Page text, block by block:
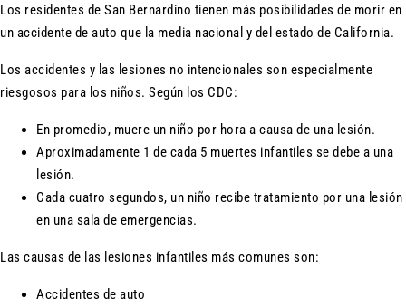
Los residentes de San Bernardino tienen más posibilidades de morir en
un accidente de auto que la media nacional y del estado de California.
Los accidentes y las lesiones no intencionales son especialmente
riesgosos para los niños. Según los CDC:
En promedio, muere un niño por hora a causa de una lesión.
Aproximadamente 1 de cada 5 muertes infantiles se debe a una
lesión.
Cada cuatro segundos, un niño recibe tratamiento por una lesión
en una sala de emergencias.
Las causas de las lesiones infantiles más comunes son:
Accidentes de auto